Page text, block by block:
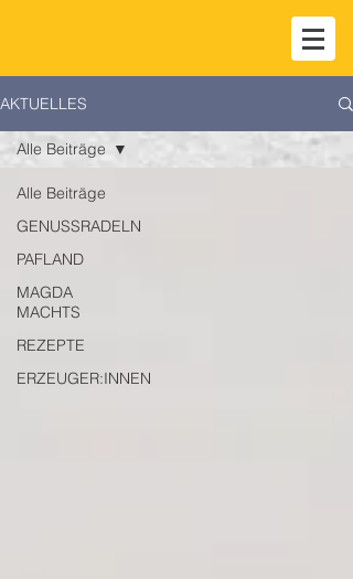
AKTUELLES
Alle Beiträge
GENUSSRADELN
PAFLAND
MAGDA
MACHTS
REZEPTE
ERZEUGER:INNEN
Alle Beiträge